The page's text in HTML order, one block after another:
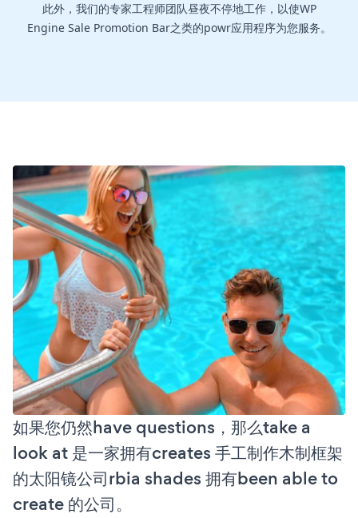
此外，我们的专家工程师团队昼夜不停地工作，以使WP
Engine Sale Promotion Bar之类的powr应用程序为您服务。
如果您仍然have questions，那么take a
look at 是一家拥有creates 手工制作木制框架
的太阳镜公司rbia shades 拥有been able to
create 的公司。